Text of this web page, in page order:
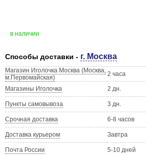
в наличии
Способы доставки - г. Москва
Магазин Иголочка Москва (Москва,
м.Первомайская)
2 часа
Магазины Иголочка 2 дн.
Пункты самовывоза 3 дн.
Срочная доставка 6-8 часов
Доставка курьером Завтра
Почта России 5-10 дней